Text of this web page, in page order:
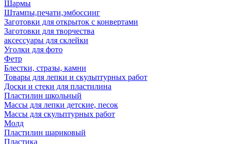
Шармы
Штампы,печати,эмбоссинг
Заготовки для открыток с конвертами
Заготовки для творчества
аксессуары для склейки
Уголки для фото
Фетр
Блестки, стразы, камни
Товары для лепки и скульптурных работ
Доски и стеки для пластилина
Пластилин школьный
Массы для лепки детские, песок
Массы для скульптурных работ
Молд
Пластилин шариковый
Пластика